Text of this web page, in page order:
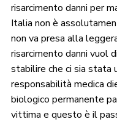
risarcimento danni per
Italia non è
non va presa alla
risarcimento danni vuol
stabilire che ci sia stata
responsabilità medica
biologico permanente
vittima e questo è il